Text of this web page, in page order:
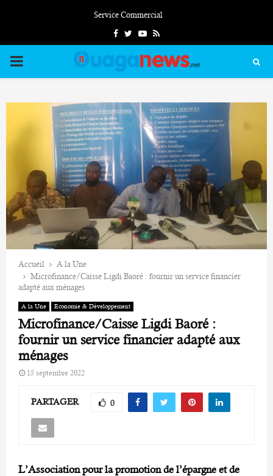
Service Commercial
FacebookTwitterYoutube
Rss
PRIMARY
Accueil
A la Une
Microfinance/Caisse Ligdi Baoré : fournir un service financier
adapté aux ménages
A la Une Economie & Développement
Microfinance/Caisse Ligdi Baoré :
fournir un service financier adapté aux
ménages
15 septembre 2022
PARTAGER 0
L’Association pour la promotion de l’épargne et de